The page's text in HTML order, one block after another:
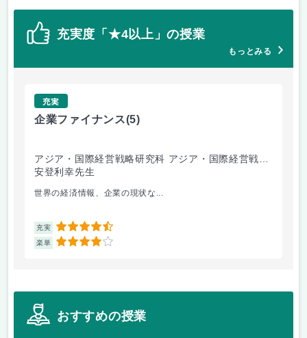
充実度「★4以上」の授業
もっとみる
充実
企業ファイナンス(5)
アジア・国際経営戦略研究科 アジア・国際経営戦略
専攻
安登利幸先生
世界の経済情報、企業の現状な...
充実 4.5
楽単 4
おすすめの授業